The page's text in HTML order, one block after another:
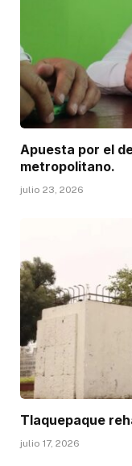
Apuesta por el
metropolitano.
julio 23, 2026
Tlaquepaque
julio 17, 2026